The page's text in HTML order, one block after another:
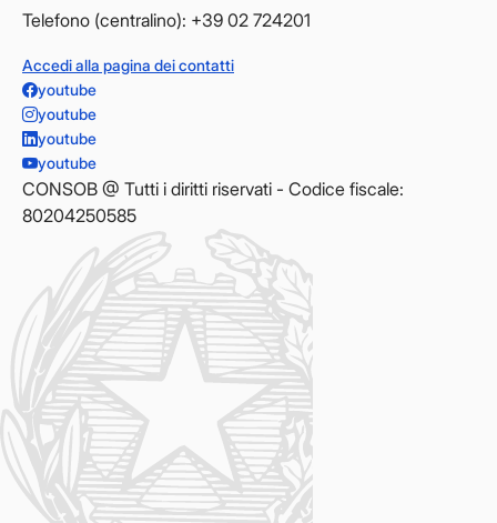
Telefono (centralino): +39 02 724201
Accedi alla pagina dei contatti
youtube
youtube
youtube
youtube
CONSOB @ Tutti i diritti riservati - Codice fiscale:
80204250585